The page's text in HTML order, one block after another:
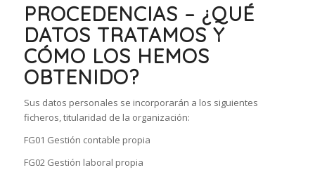
PROCEDENCIAS – ¿QUÉ
DATOS TRATAMOS Y
CÓMO LOS HEMOS
OBTENIDO?
Sus datos personales se incorporarán a los siguientes
ficheros, titularidad de la organización:
FG01 Gestión contable propia
FG02 Gestión laboral propia